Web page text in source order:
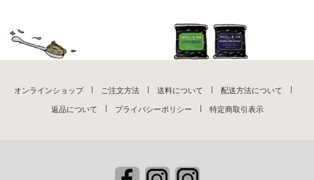
オンラインショップ ご注文方法 送料について 配送方法について
返品について プライバシーポリシー 特定商取引表示